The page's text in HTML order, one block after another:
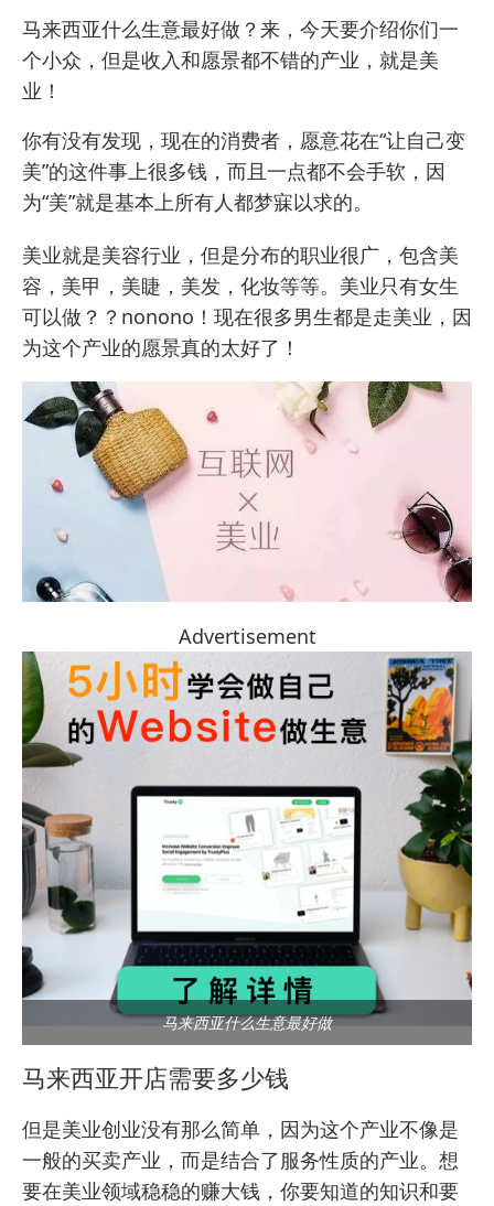
马来西亚什么生意最好做？来，今天要介绍你们一
个小众，但是收入和愿景都不错的产业，就是美
业！
你有没有发现，现在的消费者，愿意花在“让自己变
美”的这件事上很多钱，而且一点都不会手软，因
为“美”就是基本上所有人都梦寐以求的。
美业就是美容行业，但是分布的职业很广，包含美
容，美甲，美睫，美发，化妆等等。美业只有女生
可以做？？nonono！现在很多男生都是走美业，因
为这个产业的愿景真的太好了！
马来西亚什么生意最好做
Advertisement
马来西亚开店需要多少钱
但是美业创业没有那么简单，因为这个产业不像是
一般的买卖产业，而是结合了服务性质的产业。想
要在美业领域稳稳的赚大钱，你要知道的知识和要